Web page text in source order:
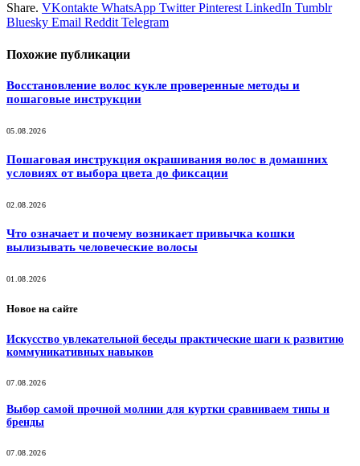
Share. VKontakte WhatsApp Twitter Pinterest LinkedIn Tumblr
Bluesky Email ‏Reddit Telegram
Похожие публикации
Восстановление волос кукле проверенные методы и
пошаговые инструкции
05.08.2026
Пошаговая инструкция окрашивания волос в домашних
условиях от выбора цвета до фиксации
02.08.2026
Что означает и почему возникает привычка кошки
вылизывать человеческие волосы
01.08.2026
Новое на сайте
Искусство увлекательной беседы практические шаги к развитию
коммуникативных навыков
07.08.2026
Выбор самой прочной молнии для куртки сравниваем типы и
бренды
07.08.2026